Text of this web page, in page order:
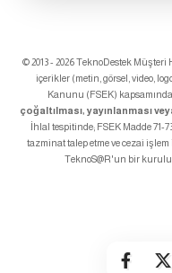
© 2013 - 2026 TeknoDestek Müşteri
içerikler (metin, görsel, video,
Kanunu (FSEK)
çoğaltılması, yayınlanması
İhlal tespitinde; FSEK Madde
tazminat talep etme ve cezai işlem
TeknoS@R'un bir